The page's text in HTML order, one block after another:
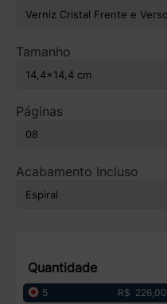
Tamanho
Páginas
Acabamento Incluso
Quantidade
5 R$ 226,00